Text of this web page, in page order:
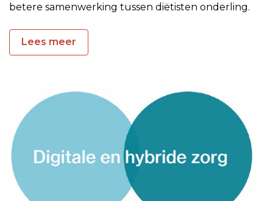
betere samenwerking tussen diëtisten onderling.
Lees meer